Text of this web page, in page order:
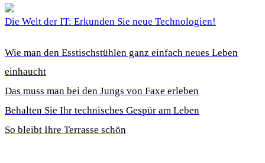
Die Welt der IT: Erkunden Sie neue Technologien!
Wie man den Esstischstühlen ganz einfach neues Leben
einhaucht
Das muss man bei den Jungs von Faxe erleben
Behalten Sie Ihr technisches Gespür am Leben
So bleibt Ihre Terrasse schön